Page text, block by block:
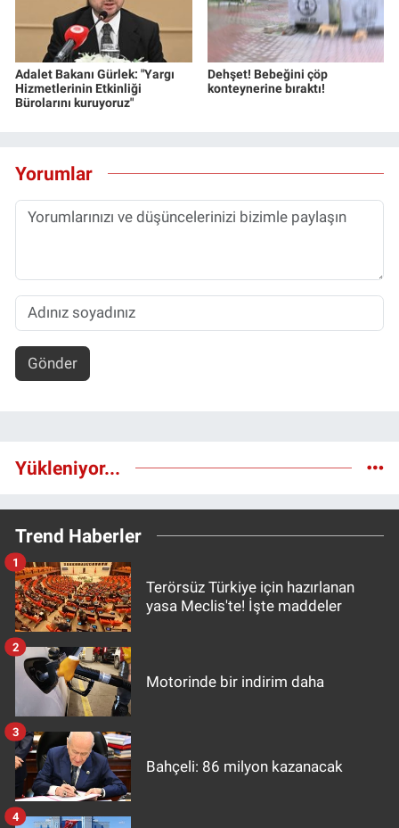
Adalet Bakanı Gürlek: "Yargı
Hizmetlerinin Etkinliği
Bürolarını kuruyoruz"
Dehşet! Bebeğini çöp
konteynerine bıraktı!
Yorumlar
Gönder
Yükleniyor...
Trend Haberler
Terörsüz Türkiye için hazırlanan
yasa Meclis'te! İşte maddeler
1
Motorinde bir indirim daha
2
Bahçeli: 86 milyon kazanacak
3
4